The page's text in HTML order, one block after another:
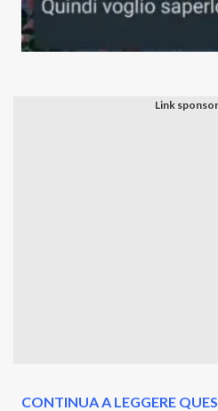
CONTINUA A LEGGERE